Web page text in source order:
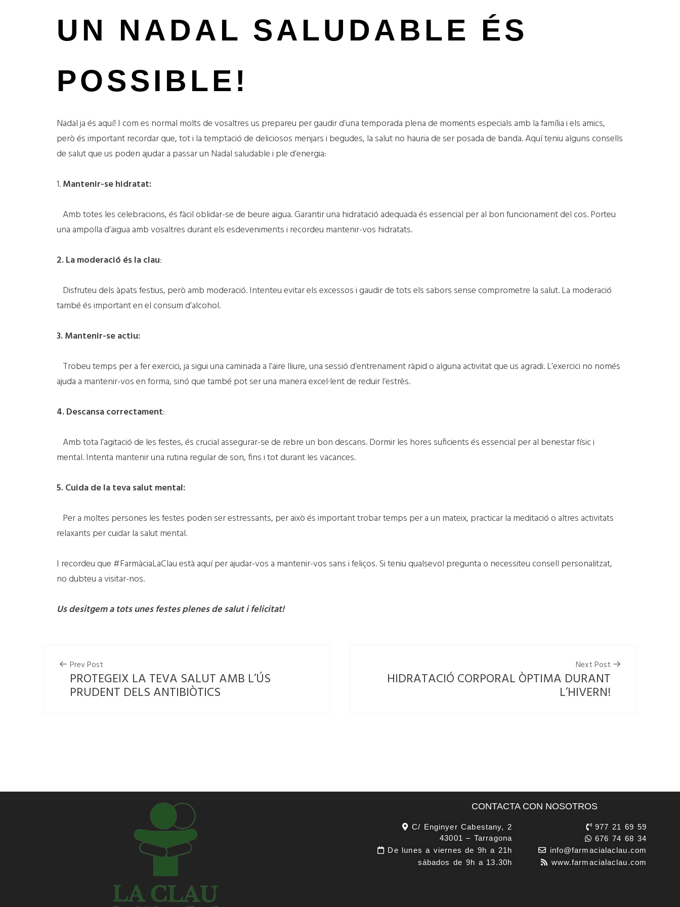
UN NADAL SALUDABLE ÉS
POSSIBLE!
Nadal ja és aquí! I com es normal molts de vosaltres us prepareu per gaudir d’una temporada plena de moments especials amb la família i els amics,
però és important recordar que, tot i la temptació de deliciosos menjars i begudes, la salut no hauria de ser posada de banda. Aquí teniu alguns consells
de salut que us poden ajudar a passar un Nadal saludable i ple d’energia:
1.Mantenir-se hidratat:
Amb totes les celebracions, és fàcil oblidar-se de beure aigua. Garantir una hidratació adequada és essencial per al bon funcionament del cos. Porteu
una ampolla d’aigua amb vosaltres durant els esdeveniments i recordeu mantenir-vos hidratats.
2. La moderació és la clau:
Disfruteu dels àpats festius, però amb moderació. Intenteu evitar els excessos i gaudir de tots els sabors sense comprometre la salut. La moderació
també és important en el consum d’alcohol.
3. Mantenir-se actiu:
Trobeu temps per a fer exercici, ja sigui una caminada a l’aire lliure, una sessió d’entrenament ràpid o alguna activitat que us agradi. L’exercici no només
ajuda a mantenir-vos en forma, sinó que també pot ser una manera excel·lent de reduir l’estrès.
4. Descansa correctament:
Amb tota l’agitació de les festes, és crucial assegurar-se de rebre un bon descans. Dormir les hores suficients és essencial per al benestar físic i
mental. Intenta mantenir una rutina regular de son, fins i tot durant les vacances.
5. Cuida de la teva salut mental:
Per a moltes persones les festes poden ser estressants, per això és important trobar temps per a un mateix, practicar la meditació o altres activitats
relaxants per cuidar la salut mental.
I recordeu que #FarmàciaLaClau està aquí per ajudar-vos a mantenir-vos sans i feliços. Si teniu qualsevol pregunta o necessiteu consell personalitzat,
no dubteu a visitar-nos.
Us desitgem a tots unes festes plenes de salut i felicitat!
Prev Post
PROTEGEIX LA TEVA SALUT AMB L’ÚS
PRUDENT DELS ANTIBIÒTICS
Next Post
HIDRATACIÓ CORPORAL ÒPTIMA DURANT
L’HIVERN!
CONTACTA CON NOSOTROS
C/ Enginyer Cabestany, 2
977 21 69 59
43001 – Tarragona
676 74 68 34
De lunes a viernes de 9h a 21h
info@farmacialaclau.com
sábados de 9h a 13.30h
www.farmacialaclau.com